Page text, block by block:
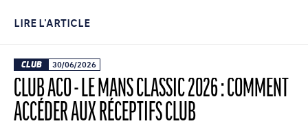
LIRE L'ARTICLE
CLUB 30/06/2026
CLUB ACO - LE MANS CLASSIC 2026 : COMMENT
ACCÉDER AUX RÉCEPTIFS CLUB